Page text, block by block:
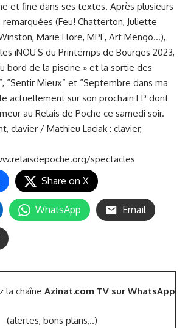
et fine dans ses textes. Après plusieurs
(Feu! Chatterton, Juliette
Marie Flore, MPL, Art Mengo…),
iNOUïS du Printemps de Bourges 2023,
bord de la piscine » et la sortie des
“Sentir Mieux” et “Septembre dans ma
actuellement sur son prochain EP dont
au Relais de Poche ce samedi soir.
clavier / Mathieu Laciak : clavier,
spectacles
Share on X
WhatsApp Email
la chaîne Azinat.com TV sur WhatsApp
(alertes, bons plans,..)